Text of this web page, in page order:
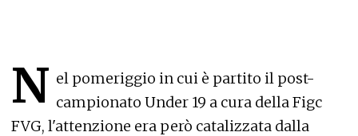
N el pomeriggio in cui è partito il post-
campionato Under 19 a cura della Figc
FVG, l'attenzione era però catalizzata dalla